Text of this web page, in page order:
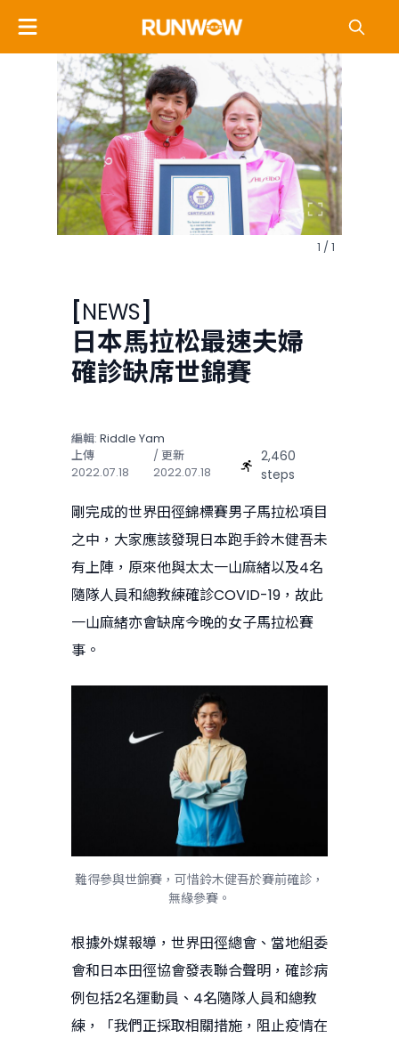
1 / 1
NEWS
日本馬拉松最速夫婦
確診缺席世錦賽
編輯: Riddle Yam
上傳
2022.07.18
/ 更新
2022.07.18
2,460
steps
剛完成的世界田徑錦標賽男子馬拉松項目
之中，大家應該發現日本跑手鈴木健吾未
有上陣，原來他與太太一山麻緒以及4名
隨隊人員和總教練確診COVID-19，故此
一山麻緒亦會缺席今晚的女子馬拉松賽
事。
難得參與世錦賽，可惜鈴木健吾於賽前確診，
無緣參賽。
根據外媒報導，世界田徑總會、當地組委
會和日本田徑協會發表聯合聲明，確診病
例包括2名運動員、4名隨隊人員和總教
練，「我們正採取相關措施，阻止疫情在